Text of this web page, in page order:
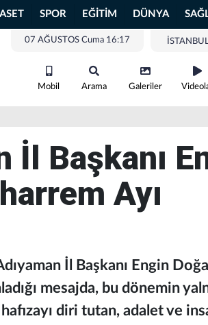
SPOR EĞİTİM DÜNYA
07 AĞUSTOS Cuma 16:17
Mobil Arama Galeriler
İl Başkanı
Ayı
İl Başkanı Engin
mesajda, bu dönemin
diri tutan, adalet ve